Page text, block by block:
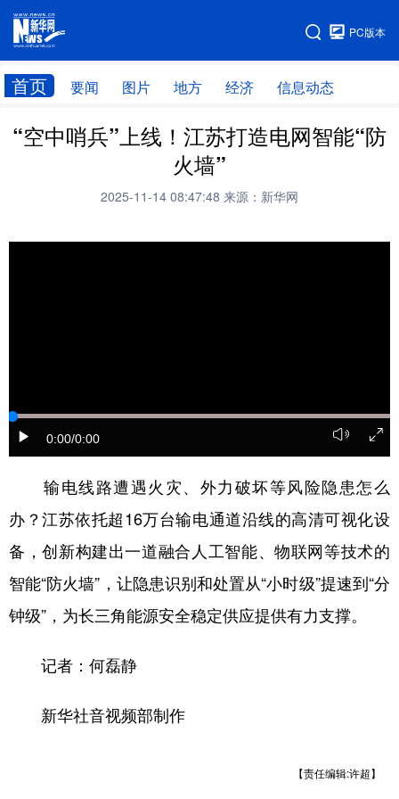
PC版本
首页 要闻 图片 地方 经济 信息动态
网站地图
首页 学习进行时
“空中哨兵”上线！江苏打造电网智能“防
火墙”
2025-11-14 08:47:48 来源：新华网
0:00/0:00
输电线路遭遇火灾、外力破坏等风险隐患怎么
办？江苏依托超16万台输电通道沿线的高清可视化设
备，创新构建出一道融合人工智能、物联网等技术的
智能“防火墙”，让隐患识别和处置从“小时级”提速到“分
钟级”，为长三角能源安全稳定供应提供有力支撑。
记者：何磊静
新华社音视频部制作
【责任编辑:许超】